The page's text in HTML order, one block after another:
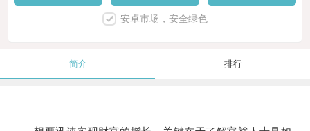
安卓市场，安全绿色
简介 排行